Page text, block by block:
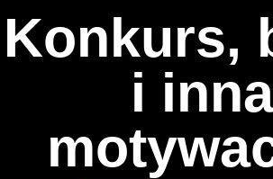
Konkurs,
i inna